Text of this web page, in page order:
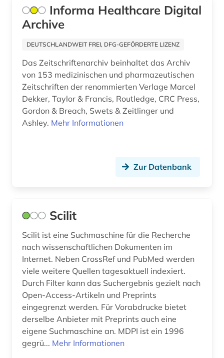
studium (1)
syndrom (1)
südafrika (1)
südamerika (1)
südasien (1)
technik (23)
theologie (1)
therapie (2)
thieme (1)
tierversuch (1)
toxikologie (5)
u.s. national institutes of health (1)
Informa Healthcare Digital
Archive
DEUTSCHLANDWEIT FREI, DFG-GEFÖRDERTE LIZENZ
Das Zeitschriftenarchiv beinhaltet das Archiv
von 153 medizinischen und pharmazeutischen
Zeitschriften der renommierten Verlage Marcel
Dekker, Taylor & Francis, Routledge, CRC Press,
Gordon & Breach, Swets & Zeitlinger und
Ashley. Mehr Informationen
Zur Datenbank
Scilit
Scilit ist eine Suchmaschine für die Recherche
nach wissenschaftlichen Dokumenten im
Internet. Neben CrossRef und PubMed werden
viele weitere Quellen tagesaktuell indexiert.
Durch Filter kann das Suchergebnis gezielt nach
Open-Access-Artikeln und Preprints
eingegrenzt werden. Für Vorabdrucke bietet
derselbe Anbieter mit Preprints auch eine
eigene Suchmaschine an. MDPI ist ein 1996
gegrü... Mehr Informationen